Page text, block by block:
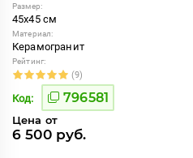
Размер:
45x45 см
Материал:
Керамогранит
Рейтинг:
(9)
Код: 796581
Цена от
6 500 руб.